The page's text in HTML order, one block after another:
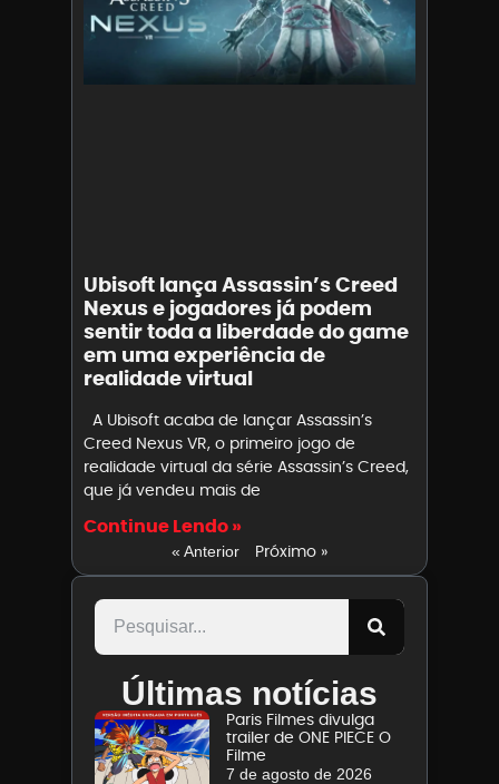
Ubisoft lança Assassin’s Creed
Nexus e jogadores já podem
sentir toda a liberdade do game
em uma experiência de
realidade virtual
A Ubisoft acaba de lançar Assassin’s
Creed Nexus VR, o primeiro jogo de
realidade virtual da série Assassin’s Creed,
que já vendeu mais de
Continue Lendo »
« Anterior Próximo »
Últimas notícias
Paris Filmes divulga
trailer de ONE PIECE O
Filme
7 de agosto de 2026